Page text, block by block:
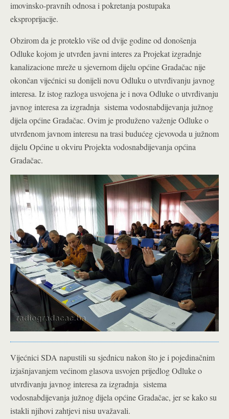
imovinsko-pravnih odnosa i pokretanja postupaka
eksproprijacije.
Obzirom da je proteklo više od dvije godine od donošenja
Odluke kojom je utvrđen javni interes za Projekat izgradnje
kanalizacione mreže u sjevernom dijelu općine Gradačac nije
okončan vijećnici su donijeli novu Odluku o utvrđivanju javnog
interesa. Iz istog razloga usvojena je i nova Odluke o utvrđivanju
javnog interesa za izgradnja sistema vodosnabdijevanja južnog
dijela općine Gradačac. Ovim je produženo važenje Odluke o
utvrđenom javnom interesu na trasi budućeg cjevovoda u južnom
dijelu Općine u okviru Projekta vodosnabdijevanja općina
Gradačac.
Vijećnici SDA napustili su sjednicu nakon što je i pojedinačnim
izjašnjavanjem većinom glasova usvojen prijedlog Odluke o
utvrđivanju javnog interesa za izgradnja sistema
vodosnabdijevanja južnog dijela općine Gradačac, jer se kako su
istakli njihovi zahtjevi nisu uvažavali.